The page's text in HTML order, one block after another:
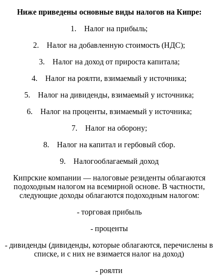
Ниже приведены основные виды налогов на Кипре:
1. Налог на прибыль;
2. Налог на добавленную стоимость (НДС);
3. Налог на доход от прироста капитала;
4. Налог на роялти, взимаемый у источника;
5. Налог на дивиденды, взимаемый у источника;
6. Налог на проценты, взимаемый у источника;
7. Налог на оборону;
8. Налог на капитал и гербовый сбор.
9. Налогооблагаемый доход
Кипрские компании — налоговые резиденты облагаются
подоходным налогом на всемирной основе. В частности,
следующие доходы облагаются подоходным налогом:
- торговая прибыль
- проценты
- дивиденды (дивиденды, которые облагаются, перечислены в
списке, и с них не взимается налог на доход)
- роялти